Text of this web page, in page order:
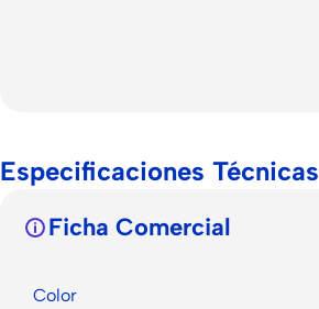
Especificaciones Técnicas
Ficha Comercial
Color